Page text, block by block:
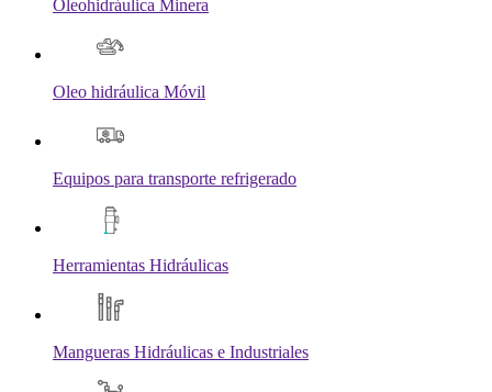
Oleohidráulica Minera
Oleo hidráulica Móvil
Equipos para transporte refrigerado
Herramientas Hidráulicas
Mangueras Hidráulicas e Industriales